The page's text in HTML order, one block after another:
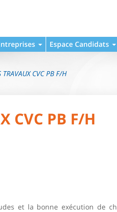
Espace Candidats
TRAVAUX CVC PB F/H
CVC PB F/H
et la bonne exécution de